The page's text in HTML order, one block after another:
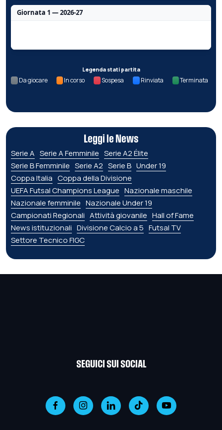
Giornata 1 — 2026-27
Legenda stati partita
Da giocare In corso Sospesa Rinviata Terminata
Leggi le News
Serie A Serie A Femminile Serie A2 Élite
Serie B Femminile Serie A2 Serie B Under 19
Coppa Italia Coppa della Divisione
UEFA Futsal Champions League Nazionale maschile
Nazionale femminile Nazionale Under 19
Campionati Regionali Attività giovanile Hall of Fame
News istituzionali Divisione Calcio a 5 Futsal TV
Settore Tecnico FIGC
SEGUICI SUI SOCIAL